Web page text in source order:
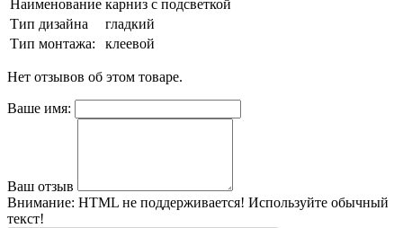
Наименование карниз с подсветкой
Тип дизайна
гладкий
Тип монтажа:
клеевой
Нет отзывов об этом товаре.
Ваше имя:
Ваш отзыв
Внимание: HTML не поддерживается! Используйте обычный
текст!